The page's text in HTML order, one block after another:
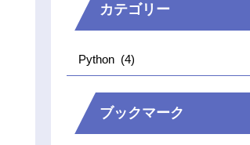
カテゴリー
ブックマーク